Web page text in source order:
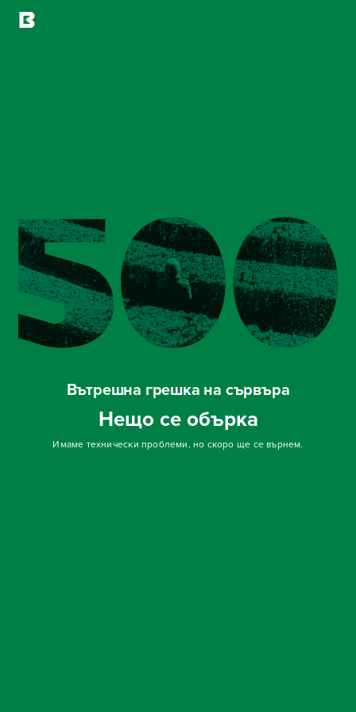
Вътрешна грешка на сървъра
Нещо се обърка
Имаме технически проблеми, но скоро ще се върнем.